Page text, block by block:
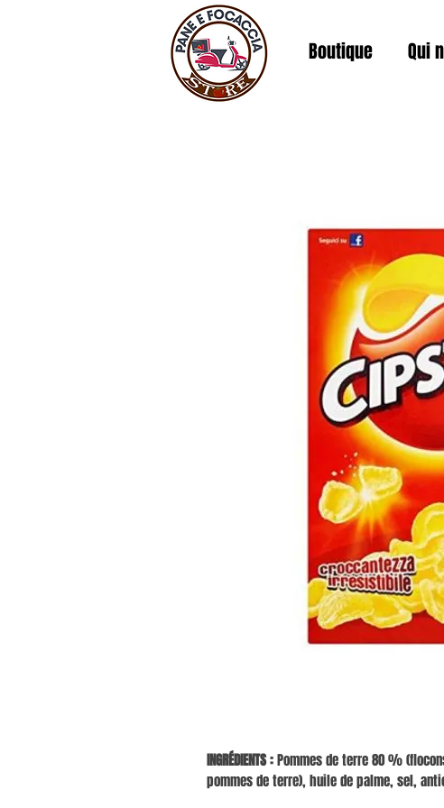
Boutique Qui
INGRÉDIENTS :Pommes de terre 80 %
pommes de terre), huile de palme, sel,